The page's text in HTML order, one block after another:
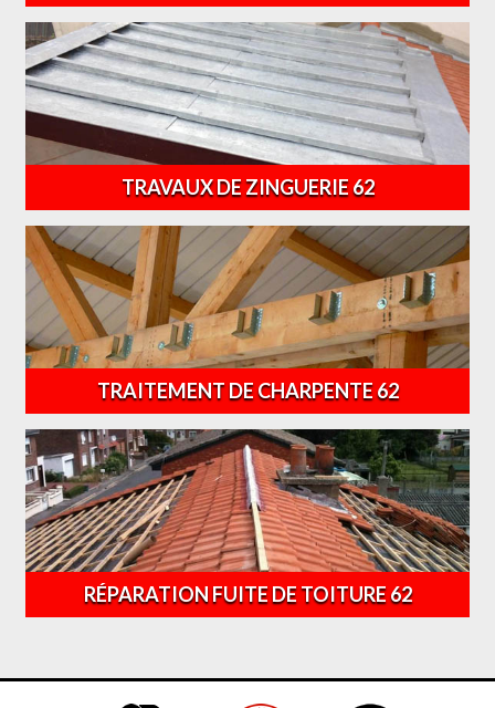
TRAVAUX DE ZINGUERIE 62
TRAITEMENT DE CHARPENTE 62
RÉPARATION FUITE DE TOITURE 62